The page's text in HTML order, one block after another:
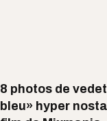
8 photos de
bleu» hyper